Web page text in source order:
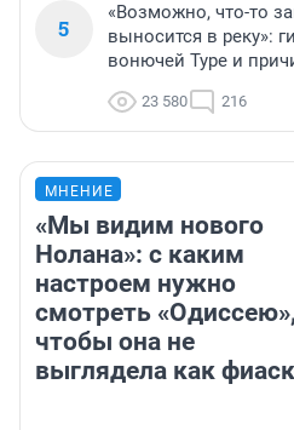
5
«Возможно, что-то
выносится в реку»:
вонючей Туре и
23 580 216
МНЕНИЕ
«Мы видим нового
Нолана»: с каким
настроем нужно
смотреть «Одиссею»,
чтобы она не
выглядела как